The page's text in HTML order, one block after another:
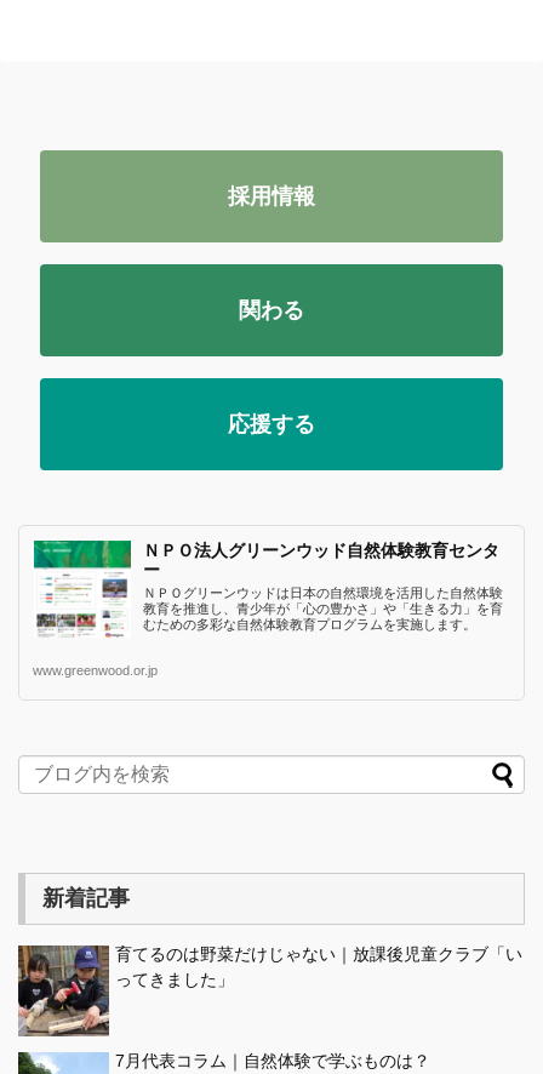
採用情報
関わる
応援する
ＮＰＯ法人グリーンウッド自然体験教育センタ
ー
ＮＰＯグリーンウッドは日本の自然環境を活用した自然体験
教育を推進し、青少年が「心の豊かさ」や「生きる力」を育
むための多彩な自然体験教育プログラムを実施します。
www.greenwood.or.jp
新着記事
育てるのは野菜だけじゃない｜放課後児童クラブ「い
ってきました」
7月代表コラム｜自然体験で学ぶものは？